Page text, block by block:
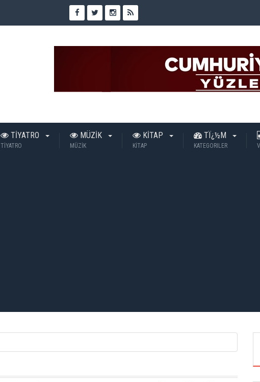
TİYATRO
TİYATRO
MÜZİK
MÜZİK
KİTAP
KİTAP
TÏ¿½M
KATEGORILER